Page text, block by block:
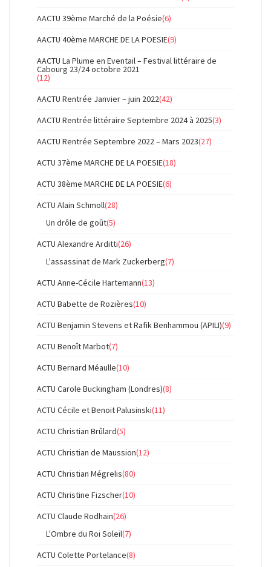
AACTU 39ème Marché de la Poésie(6)
AACTU 40ème MARCHE DE LA POESIE(9)
AACTU La Plume en Eventail – Festival littéraire de
Cabourg 23/24 octobre 2021
(12)
AACTU Rentrée Janvier – juin 2022(42)
AACTU Rentrée littéraire Septembre 2024 à 2025(3)
AACTU Rentrée Septembre 2022 – Mars 2023(27)
ACTU 37ème MARCHE DE LA POESIE(18)
ACTU 38ème MARCHE DE LA POESIE(6)
ACTU Alain Schmoll(28)
Un drôle de goût(5)
ACTU Alexandre Arditti(26)
L'assassinat de Mark Zuckerberg(7)
ACTU Anne-Cécile Hartemann(13)
ACTU Babette de Rozières(10)
ACTU Benjamin Stevens et Rafik Benhammou (APILI)(9)
ACTU Benoît Marbot(7)
ACTU Bernard Méaulle(10)
ACTU Carole Buckingham (Londres)(8)
ACTU Cécile et Benoit Palusinski(11)
ACTU Christian Brûlard(5)
ACTU Christian de Maussion(12)
ACTU Christian Mégrelis(80)
ACTU Christine Fizscher(10)
ACTU Claude Rodhain(26)
L'Ombre du Roi Soleil(7)
ACTU Colette Portelance(8)